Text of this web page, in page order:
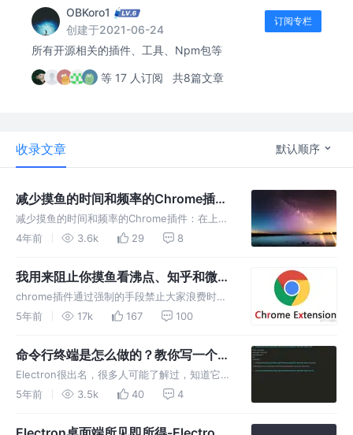
OBKoro1
创建于2021-06-24
订阅专栏
所有开源相关的插件、工具、Npm包等
等 17 人订阅 共8篇文章
收录文章 默认顺序
减少摸鱼的时间和频率的Chrome插
件：新增摸鱼倒计时、摸鱼时间统计、
休息一下、github1s 在线VSCode查
减少摸鱼的时间和频率的Chrome插件：在上
班/学习期间很容易下意识的打开摸鱼网站，插
班和学习的效率，节省时间用于学习提升自己或
者享受生活。
4年前 3.6k 29 8
我用来阻止你摸鱼看沸点、知乎和微博
的Chrome插件
chrome插件通过强制的手段禁止大家浪费时间
摸鱼，在上班/学习期间下意识的打开摸鱼网站,
网站。
5年前 17k 167 100
命令行终端是怎么做的？教你写一个命
令行终端[electron实战]
Electron很出名，很多人可能了解过，知道它是
用来开发桌面端的应用，但是一直没有在项目中
令行终端都是使用Electron来开发的，本文将从
5年前 3.5k 40 4